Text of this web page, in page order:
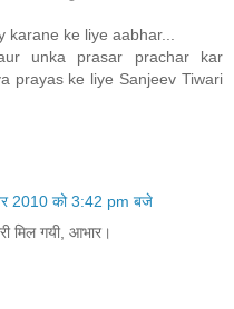
karane ke liye aabhar...
unka prasar prachar kar
prayas ke liye Sanjeev Tiwari
2010 को 3:42 pm बजे
मिल गयी, आभार।